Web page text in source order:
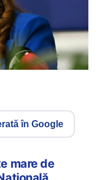
în Google
mare de